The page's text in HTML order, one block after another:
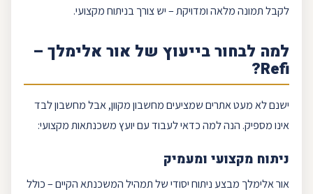
לקבל תמונה מלאה ומדויקת – יש צורך בניתוח מקצועי.
למה לבחור בייעוץ של אור אלימלך –
Refi
?
ישנם לא מעט אתרים שמציעים מחשבון מקוון, אבל מחשבון לבד
אינו מספיק. הנה למה כדאי לעבוד עם יועץ משכנתאותמקצועי:
ניתוח מקצועי ומעמיק
אור אלימלך מבצע ניתוח יסודי של תמהיל המשכנתא הקיים – כולל